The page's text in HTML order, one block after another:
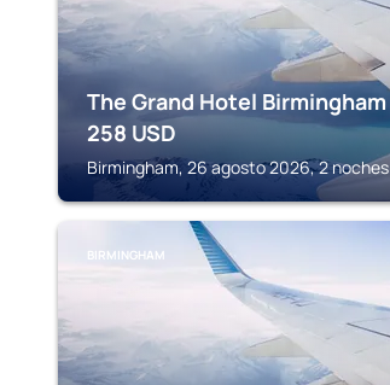
The Grand Hotel Birmingham
258 USD
Birmingham, 26 agosto 2026, 2 noches
BIRMINGHAM